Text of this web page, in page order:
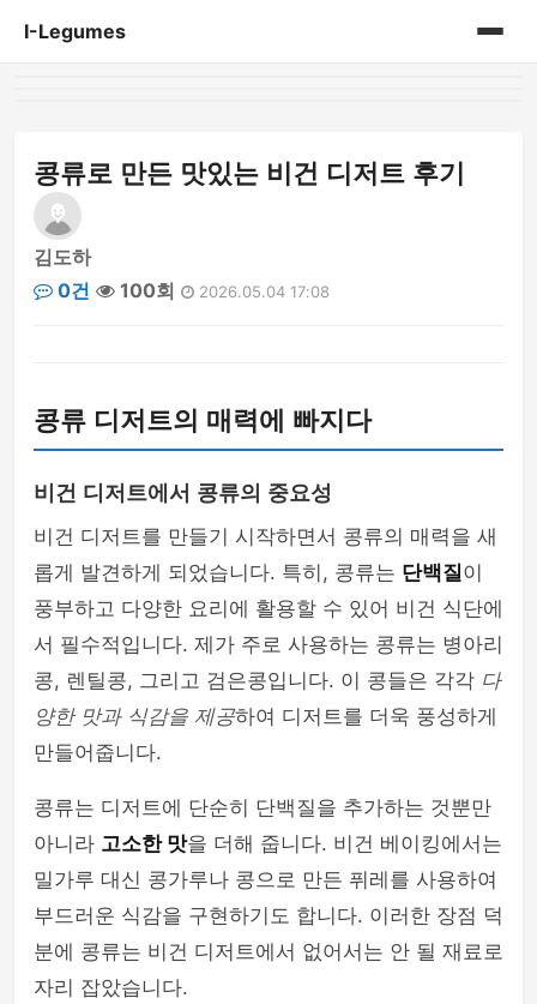
I-Legumes
콩류로 만든 맛있는 비건 디저트 후기
김도하
0건
100회 2026.05.04 17:08
콩류 디저트의 매력에 빠지다
비건 디저트에서 콩류의 중요성
비건 디저트를 만들기 시작하면서 콩류의 매력을 새
롭게 발견하게 되었습니다. 특히, 콩류는 단백질이
풍부하고 다양한 요리에 활용할 수 있어 비건 식단에
서 필수적입니다. 제가 주로 사용하는 콩류는 병아리
콩, 렌틸콩, 그리고 검은콩입니다. 이 콩들은 각각 다
양한 맛과 식감을 제공하여 디저트를 더욱 풍성하게
만들어줍니다.
콩류는 디저트에 단순히 단백질을 추가하는 것뿐만
아니라 고소한 맛을 더해 줍니다. 비건 베이킹에서는
밀가루 대신 콩가루나 콩으로 만든 퓌레를 사용하여
부드러운 식감을 구현하기도 합니다. 이러한 장점 덕
분에 콩류는 비건 디저트에서 없어서는 안 될 재료로
자리 잡았습니다.